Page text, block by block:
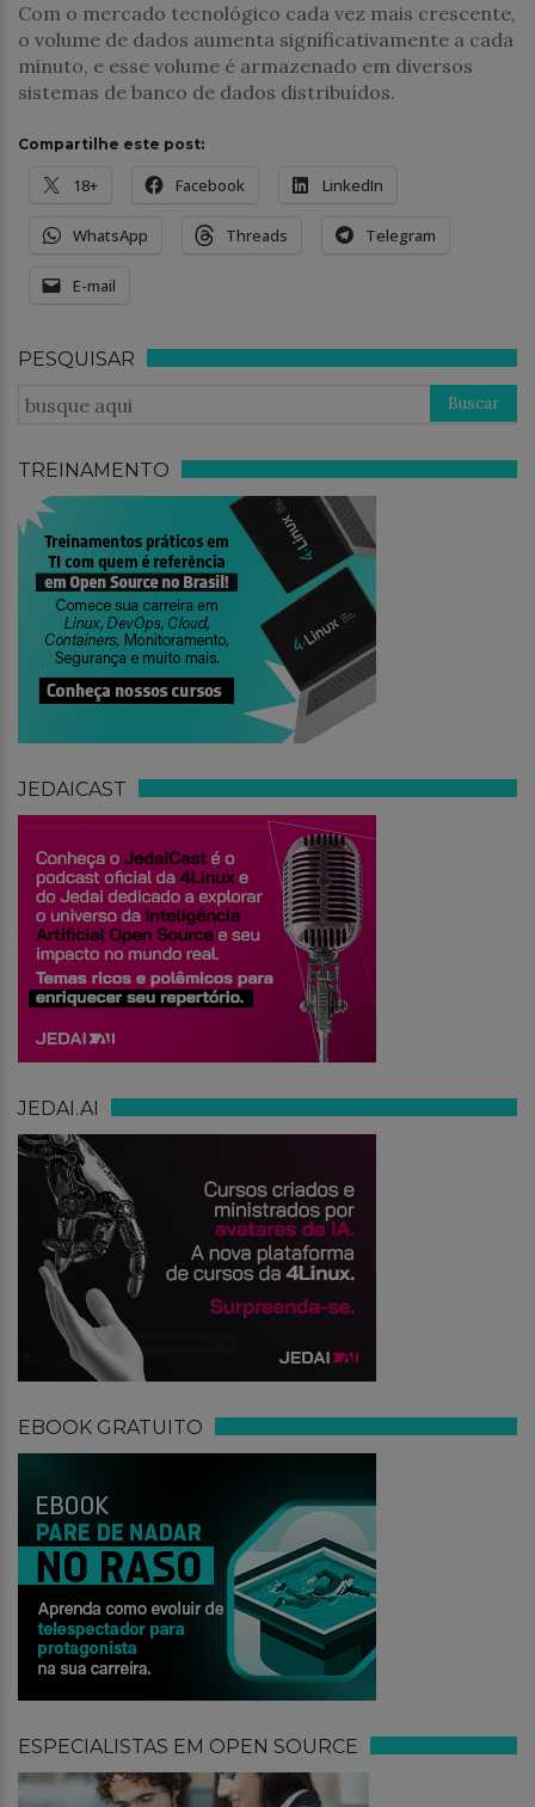
Com o mercado tecnológico cada vez mais crescente,
o volume de dados aumenta significativamente a cada
minuto, e esse volume é armazenado em diversos
sistemas de banco de dados distribuídos.
Compartilhe este post:
18+ Facebook LinkedIn
WhatsApp Threads Telegram
E-mail
PESQUISAR
TREINAMENTO
JEDAICAST
JEDAI.AI
EBOOK GRATUITO
ESPECIALISTAS EM OPEN SOURCE